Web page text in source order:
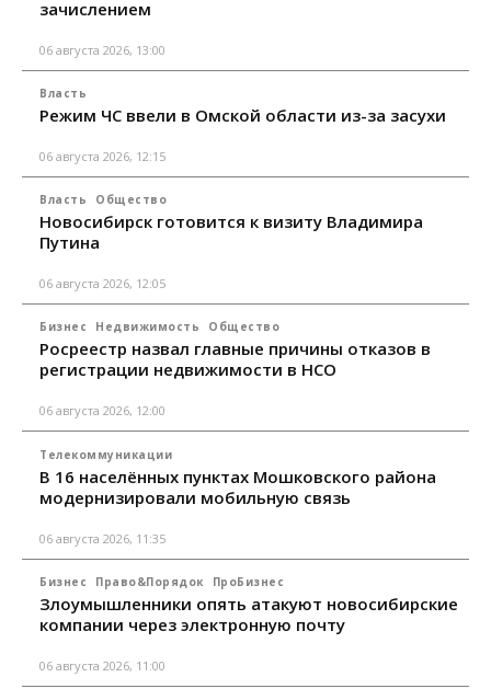
зачислением
06 августа 2026, 13:00
Власть
Режим ЧС ввели в Омской области из-за засухи
06 августа 2026, 12:15
Власть Общество
Новосибирск готовится к визиту Владимира
Путина
06 августа 2026, 12:05
Бизнес Недвижимость Общество
Росреестр назвал главные причины отказов в
регистрации недвижимости в НСО
06 августа 2026, 12:00
Телекоммуникации
В 16 населённых пунктах Мошковского района
модернизировали мобильную связь
06 августа 2026, 11:35
Бизнес Право&Порядок ПроБизнес
Злоумышленники опять атакуют новосибирские
компании через электронную почту
06 августа 2026, 11:00